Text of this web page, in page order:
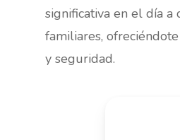
significativa en el día a
familiares,
y seguridad.